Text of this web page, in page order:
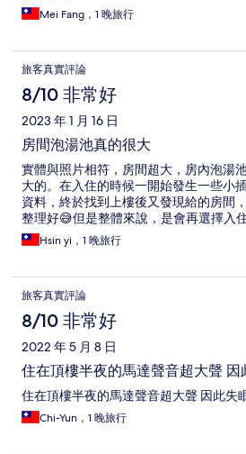
Mei Fang，1 晚旅行
旅客真實評論
8/10 非常好
2023 年 1 月 16 日
房間泡湯池真的很大
實體與照片相符，房間超大，房內泡湯
大的。在入住的時候一開始發生一些小
資料，終於找到上樓後又發現給的房間
整理好😅但是整體來說，是會再選擇入住
Hsin yi，1 晚旅行
旅客真實評論
8/10 非常好
2022 年 5 月 8 日
住在頂樓半夜的馬達聲音超大聲 因
住在頂樓半夜的馬達聲音超大聲 因此失
Chi-Yun，1 晚旅行